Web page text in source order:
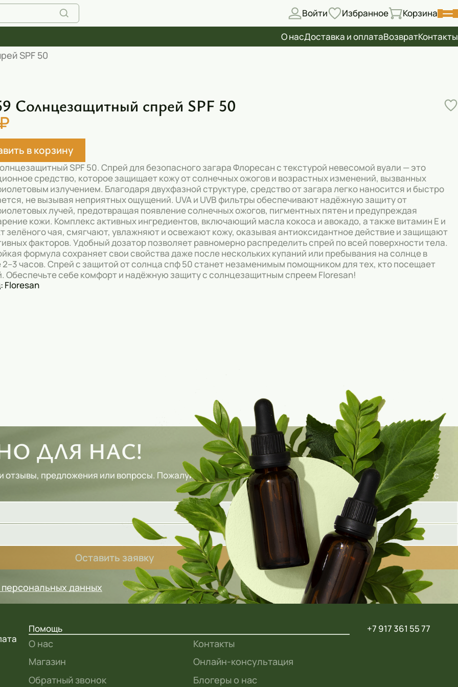
Войти Избранное Корзина
О насДоставка и оплатаВозвратКонтакты
SPF 50
Солнцезащитный спрей SPF 50
в корзину
SPF 50. Спрей для безопасного загара Флоресан с текстурой невесомой вуали — это
средство, которое защищает кожу от солнечных ожогов и возрастных изменений, вызванных
излучением. Благодаря двухфазной структуре, средство от загара легко наносится и быстро
не вызывая неприятных ощущений. UVA и UVB фильтры обеспечивают надёжную защиту от
лучей, предотвращая появление солнечных ожогов, пигментных пятен и предупреждая
кожи. Комплекс активных ингредиентов, включающий масла кокоса и авокадо, а также витамин E и
зелёного чая, смягчают, увлажняют и освежают кожу, оказывая антиоксидантное действие и защищают
факторов. Удобный дозатор позволяет равномерно распределить спрей по всей поверхности тела.
формула сохраняет свои свойства даже после нескольких купаний или пребывания на солнце в
2–3 часов. Спрей с защитой от солнца спф 50 станет незаменимым помощником для тех, кто посещает
Обеспечьте себе комфорт и надёжную защиту с солнцезащитным спреем Floresan!
Floresan
ДЛЯ НАС!
предложения или вопросы. Пожалуйста, заполните форму ниже, и наш специалист свяжется с
Оставить заявку
данных
Помощь
О нас
Контакты
Магазин
Онлайн-консультация
Обратный звонок
Блогеры о нас
+7 917 361 55 77